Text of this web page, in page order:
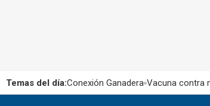
Temas del día:Conexión Ganadera Vacuna contra